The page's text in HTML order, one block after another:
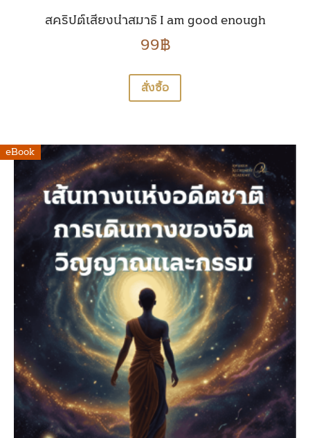
สคริปต์เสียงนำสมาธิ I am good enough
99฿
สั่งซื้อ
eBook